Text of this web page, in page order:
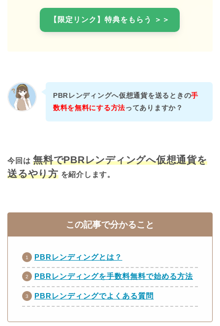
【限定リンク】特典をもらう ＞＞
PBRレンディングへ仮想通貨を送るときの手
数料を無料にする方法ってありますか？
今回は無料でPBRレンディングへ仮想通貨を
送るやり方を紹介します。
この記事で分かること
PBRレンディングとは？
PBRレンディングを手数料無料で始める方法
PBRレンディングでよくある質問